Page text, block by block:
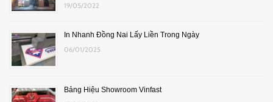
19/05/2022
In Nhanh Đồng Nai Lấy Liền Trong Ngày
06/01/2025
Bảng Hiệu Showroom Vinfast